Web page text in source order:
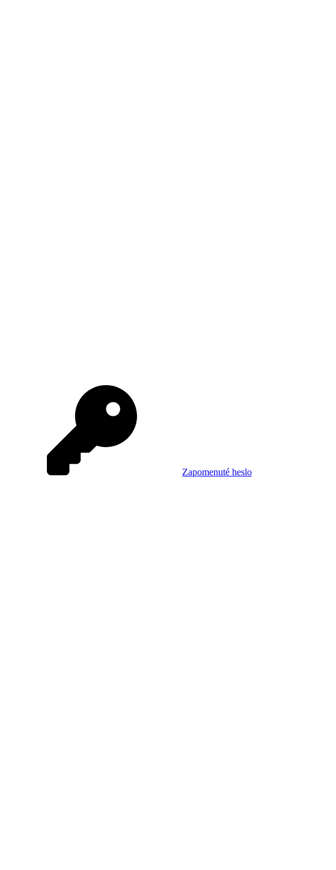
Zapomenuté heslo